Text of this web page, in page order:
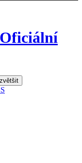
Oficiální
zvětšit